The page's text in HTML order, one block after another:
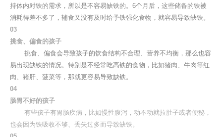
持体内对铁的需求，所以是不容易缺铁的。6个月后，这些储备的铁被
消耗得差不多了，辅食又没有及时给予铁强化食物，就容易导致缺铁。
03
挑食、偏食的孩子
挑食、偏食会导致孩子的饮食结构不合理、营养不均衡，那么也容
易出现缺铁的情况。特别是不经常吃高铁的食物，比如猪肉、牛肉等红
肉、猪肝、菠菜等，那就更容易导致缺铁。
04
肠胃不好的孩子
有些孩子有胃肠疾病，比如慢性腹泻，动不动就拉肚子或者便秘，
也会因为铁吸收不够、丢失过多而导致缺铁。